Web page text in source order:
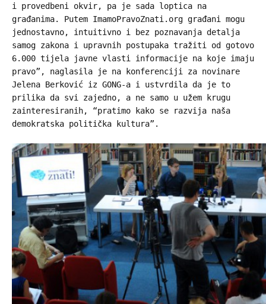
i provedbeni okvir, pa je sada loptica na
građanima. Putem ImamoPravoZnati.org građani mogu
jednostavno, intuitivno i bez poznavanja detalja
samog zakona i upravnih postupaka tražiti od gotovo
6.000 tijela javne vlasti informacije na koje imaju
pravo”, naglasila je na konferenciji za novinare
Jelena Berković iz GONG-a i ustvrdila da je to
prilika da svi zajedno, a ne samo u užem krugu
zainteresiranih, “pratimo kako se razvija naša
demokratska politička kultura”.